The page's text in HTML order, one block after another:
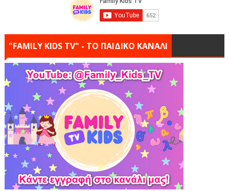
"FAMILY KIDS TV" - ΤΟ ΠΑΙΔΙΚΟ ΚΑΝΑΛΙ